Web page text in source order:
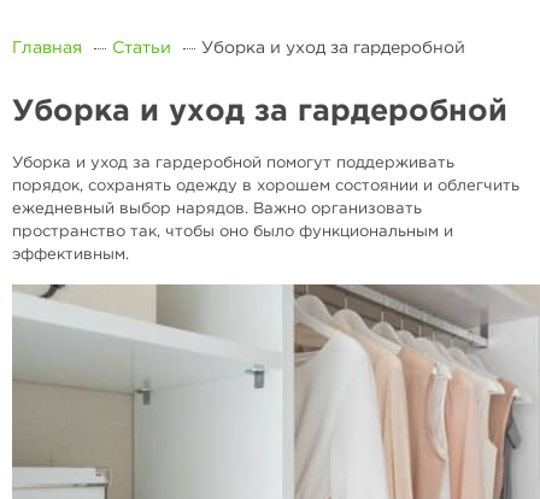
Главная Статьи Уборка и уход за гардеробной
Уборка и уход за гардеробной
Уборка и уход за гардеробной помогут поддерживать
порядок, сохранять одежду в хорошем состоянии и облегчить
ежедневный выбор нарядов. Важно организовать
пространство так, чтобы оно было функциональным и
эффективным.